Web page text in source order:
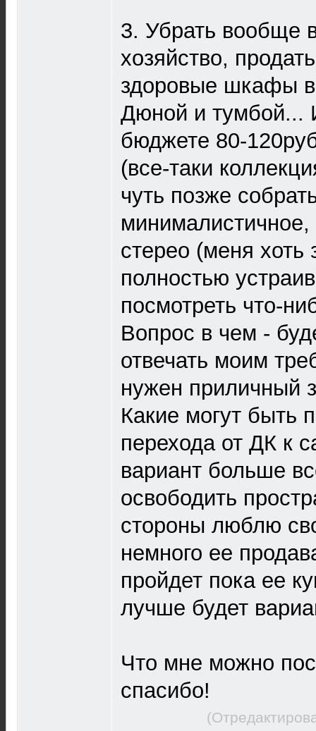
3. Убрать вообще
хозяйство,
здоровые шкафы
Дюной и тумбой...
бюджете 80-
(все-таки
чуть позже
минималистичное,
стерео (меня хоть
полностью
посмотреть что-
Вопрос в чем -
отвечать моим
нужен приличный
Какие могут быть
перехода от ДК к
вариант больше
освободить
стороны люблю
немного ее
пройдет пока ее
лучше будет
Что мне можно
спасибо!